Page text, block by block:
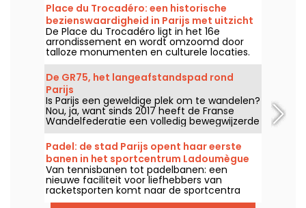
Place du Trocadéro: een historische
bezienswaardigheid in Parijs met uitzicht
op de Eiffeltoren
De Place du Trocadéro ligt in het 16e
arrondissement en wordt omzoomd door
talloze monumenten en culturele locaties.
Het trekt zowel toeristen als Parijzenaars aan
dankzij het onovertroffen uitzicht op de
Eiffeltoren.
De GR75, het langeafstandspad rond
Parijs
Is Parijs een geweldige plek om te wandelen?
Nou, ja, want sinds 2017 heeft de Franse
Wandelfederatie een volledig bewegwijzerde
route rond Parijs opengesteld voor alle
wandelliefhebbers.
Padel: de stad Parijs opent haar eerste
banen in het sportcentrum Ladoumègue
(19e arrondissement)
Van tennisbanen tot padelbanen: een
nieuwe faciliteit voor liefhebbers van
racketsporten komt naar de sportcentra
van Parijs en gaat binnenkort open.